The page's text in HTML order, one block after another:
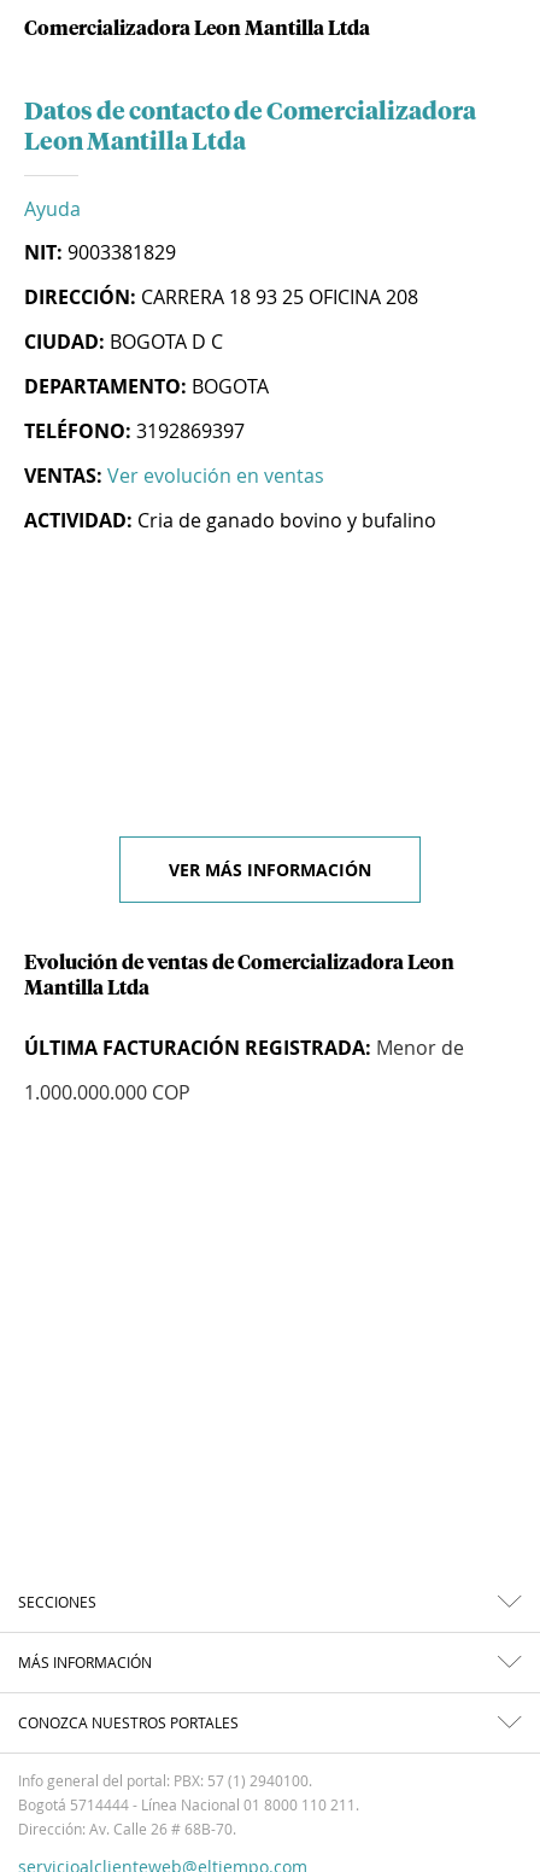
Comercializadora Leon Mantilla Ltda
Datos de contacto de Comercializadora
Leon Mantilla Ltda
Ayuda
NIT: 9003381829
DIRECCIÓN: CARRERA 18 93 25 OFICINA 208
CIUDAD: BOGOTA D C
DEPARTAMENTO: BOGOTA
TELÉFONO: 3192869397
VENTAS: Ver evolución en ventas
ACTIVIDAD: Cria de ganado bovino y bufalino
VER MÁS INFORMACIÓN
Evolución de ventas de Comercializadora Leon
Mantilla Ltda
ÚLTIMA FACTURACIÓN REGISTRADA: Menor de
1.000.000.000 COP
SECCIONES
MÁS INFORMACIÓN
CONOZCA NUESTROS PORTALES
Info general del portal: PBX: 57 (1) 2940100.
Bogotá 5714444 - Línea Nacional 01 8000 110 211.
Dirección: Av. Calle 26 # 68B-70.
servicioalclienteweb@eltiempo.com